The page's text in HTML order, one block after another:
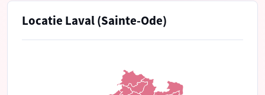
Locatie Laval (Sainte-Ode)